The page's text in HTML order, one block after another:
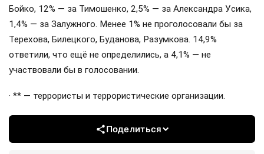
Бойко, 12% — за Тимошенко, 2,5% — за Александра Усика,
1,4% — за Залужного. Менее 1% не проголосовали бы за
Терехова, Билецкого, Буданова, Разумкова. 14,9%
ответили, что ещё не определились, а 4,1% — не
участвовали бы в голосовании.
· ** — террористы и террористические организации.
Поделиться